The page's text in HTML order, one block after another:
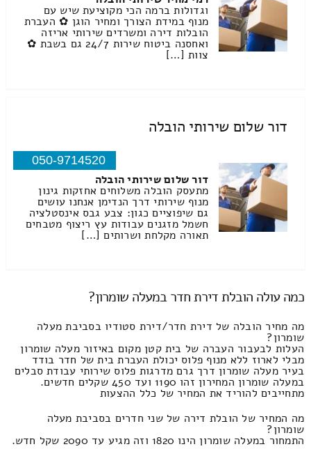
וגדולות ברמה הכי מקוציעת שיש עם
מנוף במידת הצורך ומחיר הוגן ✿ העברת
הובלות דירה ומשרדים שירותי אריזה
ואחסנה ביטוח שירות 24/7 גם בשבת ✿
צוות […]
דור שלום שירותי הובלה
050-9714520
דור שלום שירותי הובלה
מתעסק הובלה משלוחים אחזקות גינון
מנוף שירותי דרך הנדימן אנחנו עושים
גם שיפוציים כגון: צבע גבס אינסטלציה
חשמל מזגנים עבודות עץ ריצוף מטבחים
תאורה מקלחת ושרותים […]
כמה עולה הובלת דירת חדר במעלה שומרון?
מה מחיר הובלה של דירת חדר/דירת סטודיו בסביבת מעלה
שומרון?
העלות לבעבור העברה של בית קטן מקום באיזור מעלה שומרון
מבלי לארוז ללא מנוף פלוס יכולת העברת בית של חדר בודד
בעיר מעלה שומרון דרך גרם מדרגות פלוס שירותי עבודת סבלים
במעלה שומרון המחירון זהו 1190 ועד 450 שקלים חדשים.
מתחייבים להוריד את המחיר של כלל ההצעות
מה המחיר של הובלת דירה של שני חדרים בסביבת מעלה
שומרון?
התמחור במעלה שומרון הינו 1820 וזה מגיע עד 2090 שקל חדש.